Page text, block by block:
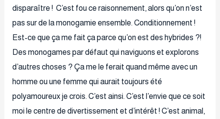
disparaître ! C’est fou ce raisonnement, alors qu’on n’est
pas sur de la monogamie ensemble. Conditionnement !
Est-ce que ça me fait ça parce qu’on est des hybrides ?!
Des monogames par défaut qui naviguons et explorons
d’autres choses ? Ça me le ferait quand même avec un
homme ou une femme qui aurait toujours été
polyamoureux je crois. C’est ainsi. C’est l’envie que ce soit
moi le centre de divertissement et d’intérêt ! C’est animal,